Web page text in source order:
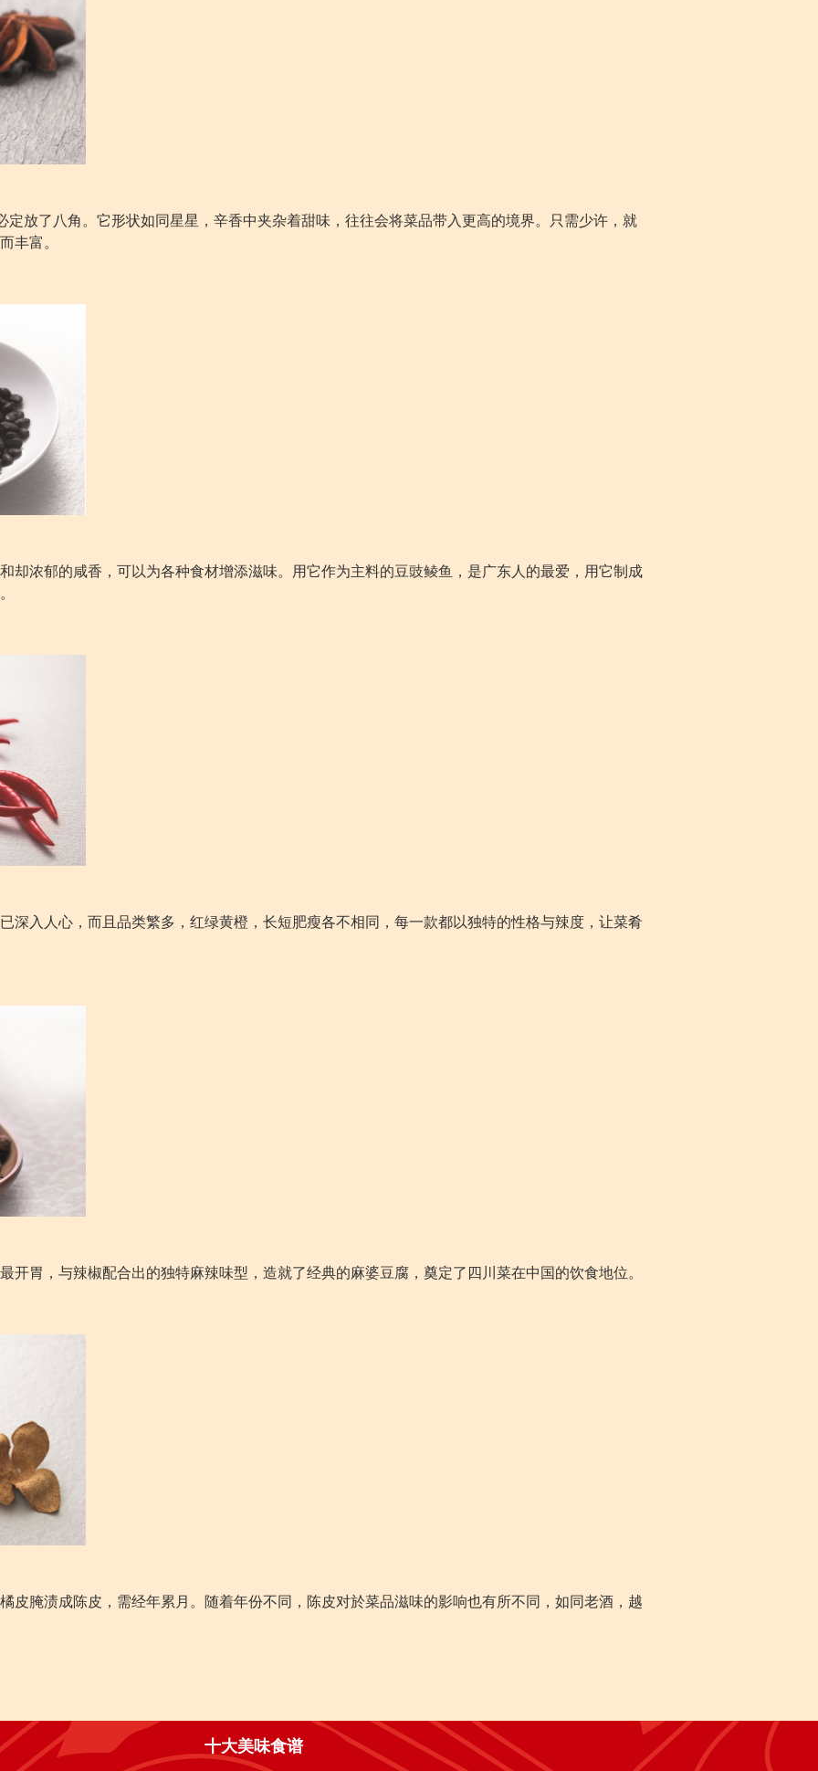
必定放了八角。它形状如同星星，辛香中夹杂着甜味，往往会将菜品带入更高的境界。只需少许，就
丰富。
却浓郁的咸香，可以为各种食材增添滋味。用它作为主料的豆豉鲮鱼，是广东人的最爱，用它制成
深入人心，而且品类繁多，红绿黄橙，长短肥瘦各不相同，每一款都以独特的性格与辣度，让菜肴
开胃，与辣椒配合出的独特麻辣味型，造就了经典的麻婆豆腐，奠定了四川菜在中国的饮食地位。
皮腌渍成陈皮，需经年累月。随着年份不同，陈皮对於菜品滋味的影响也有所不同，如同老酒，越
十大美味食谱